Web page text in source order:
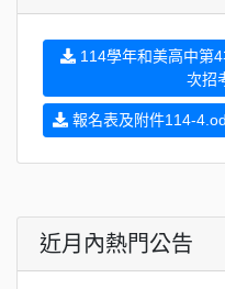
114學年和美高中第
次招
報名表及附件114-
近月內熱門公告